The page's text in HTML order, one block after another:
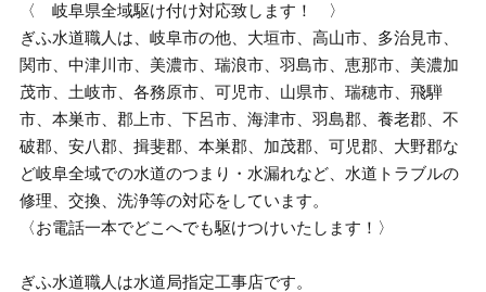
〈 岐阜県全域駆け付け対応致します！ 〉
ぎふ水道職人は、岐阜市の他、大垣市、高山市、多治見市、
関市、中津川市、美濃市、瑞浪市、羽島市、恵那市、美濃加
茂市、土岐市、各務原市、可児市、山県市、瑞穂市、飛騨
市、本巣市、郡上市、下呂市、海津市、羽島郡、養老郡、不
破郡、安八郡、揖斐郡、本巣郡、加茂郡、可児郡、大野郡な
ど岐阜全域での水道のつまり・水漏れなど、水道トラブルの
修理、交換、洗浄等の対応をしています。
〈お電話一本でどこへでも駆けつけいたします！〉
ぎふ水道職人は水道局指定工事店です。